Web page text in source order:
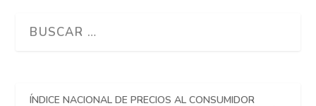
ÍNDICE NACIONAL DE PRECIOS AL CONSUMIDOR